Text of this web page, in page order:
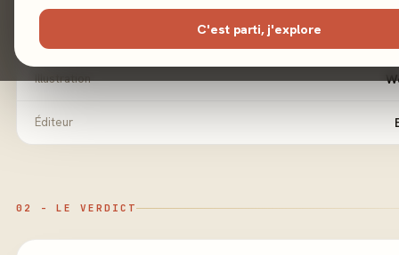
C'est parti, j'explore
Illustration
Éditeur
02 - LE VERDICT